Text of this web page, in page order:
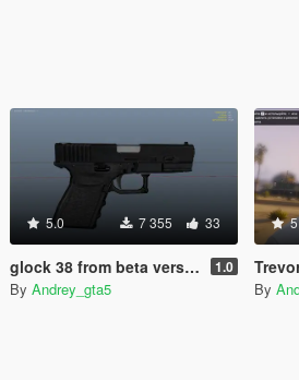
5.0 7 355 33
glock 38 from beta version gta 5 1.0
By Andrey_gta5 By